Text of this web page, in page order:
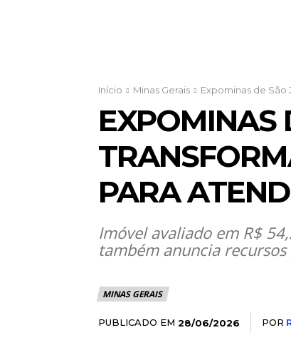
Início Minas Gerais Expominas de São
EXPOMINAS
PARA
Imóvel avaliado em R$
também anuncia
MINAS GERAIS
PUBLICADO EM 28/06/2026 POR